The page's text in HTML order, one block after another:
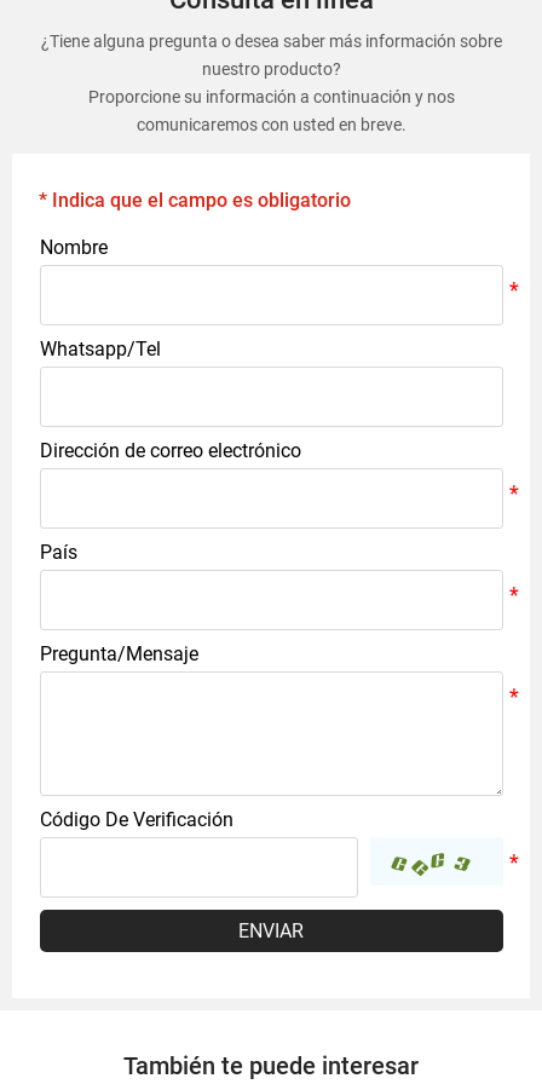
¿Tiene alguna pregunta o desea saber más información sobre
nuestro producto?
Proporcione su información a continuación y nos
comunicaremos con usted en breve.
* Indica que el campo es obligatorio
Nombre
Whatsapp/Tel
Dirección de correo electrónico
País
Pregunta/Mensaje
Código De Verificación
ENVIAR
También te puede interesar